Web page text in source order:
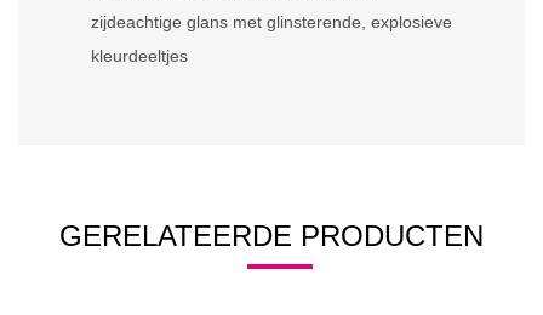
zijdeachtige glans met glinsterende, explosieve
kleurdeeltjes
GERELATEERDE PRODUCTEN